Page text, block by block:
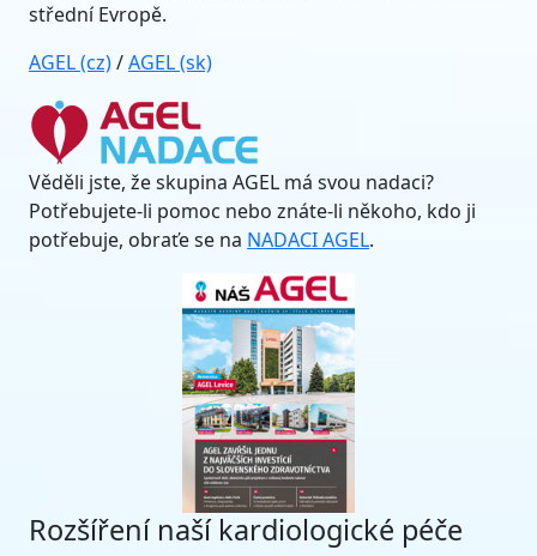
střední Evropě.
AGEL (cz)/AGEL (sk)
Věděli jste, že skupina AGEL má svou nadaci?
Potřebujete-li pomoc nebo znáte-li někoho, kdo ji
potřebuje, obraťe se na NADACI AGEL.
Rozšíření naší kardiologické péče